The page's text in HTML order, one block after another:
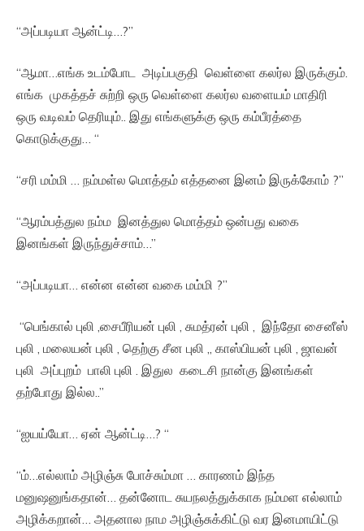
“அப்படியா ஆன்ட்டி…?”
“ஆமா…எங்க உடம்போட அடிப்பகுதி வெள்ளை கலர்ல இருக்கும்.
எங்க முகத்தச் சுற்றி ஒரு வெள்ளை கலர்ல வளையம் மாதிரி
ஒரு வடிவம் தெரியும்.. இது எங்களுக்கு ஒரு கம்பீரத்தை
கொடுக்குது… “
“சரி மம்மி … நம்மள்ல மொத்தம் எத்தனை இனம் இருக்கோம் ?”
“ஆரம்பத்துல நம்ம இனத்துல மொத்தம் ஒன்பது வகை
இனங்கள் இருந்துச்சாம்…”
“அப்படியா… என்ன என்ன வகை மம்மி ?”
“பெங்கால் புலி ,சைபீரியன் புலி , சுமத்ரன் புலி , இந்தோ சைனீஸ்
புலி , மலையன் புலி , தெற்கு சீன புலி ,, காஸ்பியன் புலி , ஜாவன்
புலி அப்புறம் பாலி புலி . இதுல கடைசி நான்கு இனங்கள்
தற்போது இல்ல..”
“ஐயய்யோ… ஏன் ஆன்ட்டி…? “
“ம்…எல்லாம் அழிஞ்சு போச்சும்மா … காரணம் இந்த
மனுஷனுங்கதான்… தன்னோட சுயநலத்துக்காக நம்மள எல்லாம்
அழிக்கறான்… அதனால நாம அழிஞ்சுக்கிட்டு வர இனமாயிட்டு